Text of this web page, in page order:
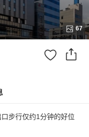
67
步行仅约1分钟的好位